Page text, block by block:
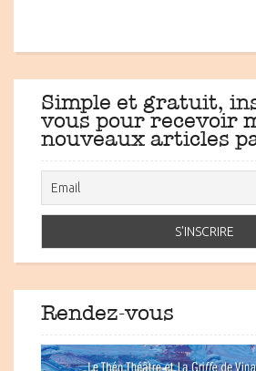
Simple et gratuit,
vous pour recevoir
nouveaux articles
Rendez-vous